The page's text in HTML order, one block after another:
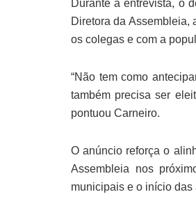
Durante a entrevista, o
Diretora da Assembleia,
os colegas e com a
“Não tem como
também precisa ser
pontuou Carneiro.
O anúncio reforça o
Assembleia nos
municipais e o início